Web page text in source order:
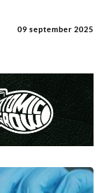
09 september 2025